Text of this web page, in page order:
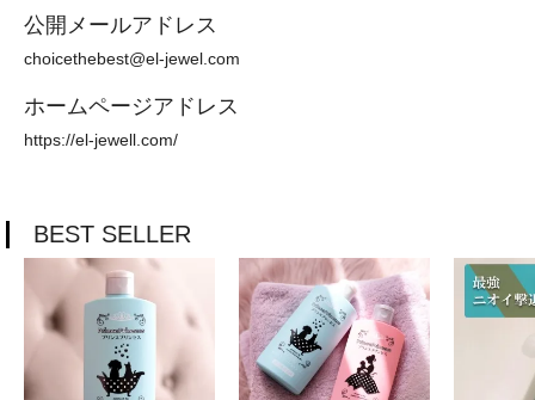
公開メールアドレス
choicethebest@el-jewel.com
ホームページアドレス
https://el-jewell.com/
BEST SELLER